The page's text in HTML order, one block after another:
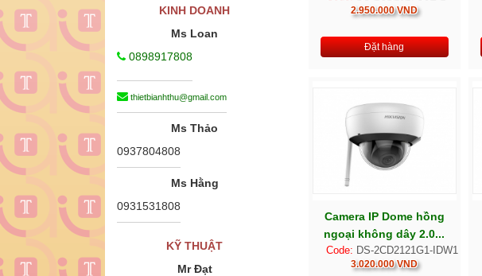
2.950.000 VND
Đặt hàng
Camera IP Dome hồng
ngoại không dây 2.0...
Code: DS-2CD2121G1-IDW1
3.020.000 VND
KINH DOANH
Ms Loan
0898917808
thietbianhthu@gmail.com
Ms Thảo
0937804808
Ms Hằng
0931531808
KỸ THUẬT
Mr Đạt